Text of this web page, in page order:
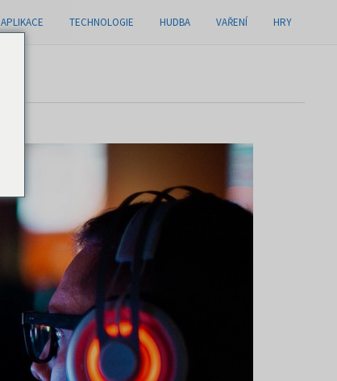
APLIKACE TECHNOLOGIE HUDBA VAŘENÍ HRY